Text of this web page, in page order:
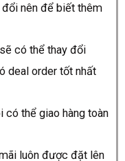
nên để biết thêm
có thể thay đổi
deal order tốt nhất
thể giao hàng toàn
luôn được đặt lên